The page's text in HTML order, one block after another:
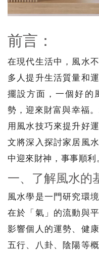
前言：
在現代生活中，風水
多人提升生活質量和
擺設方面，一個好的
勢，迎來財富與幸福
用風水技巧來提升好
文將深入探討家居風
中迎來財神，事事順利。
一、了解風水的
風水學是一門研究環
在於「氣」的流動與
影響個人的運勢、健
五行、八卦、陰陽等